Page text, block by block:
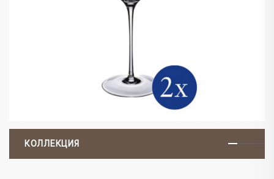
КОЛЛЕКЦИЯ